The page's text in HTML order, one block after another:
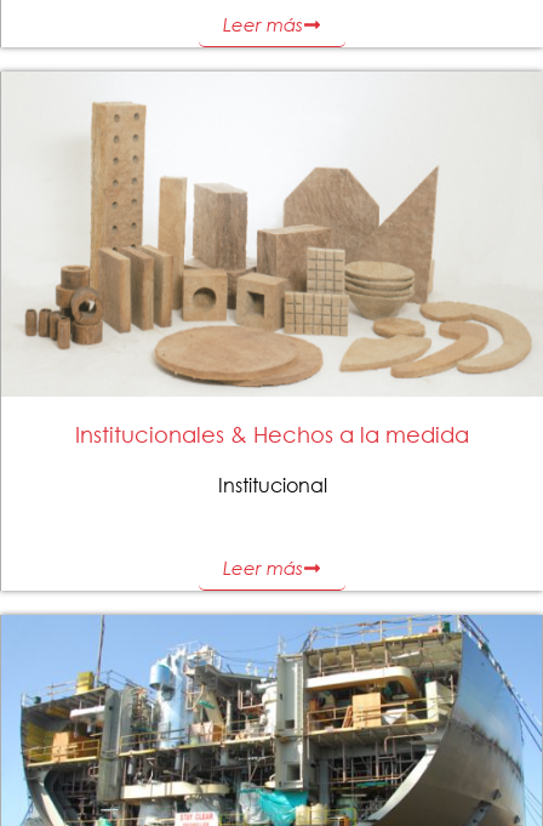
Leer más
Institucionales & Hechos a la medida
Institucional
Leer más